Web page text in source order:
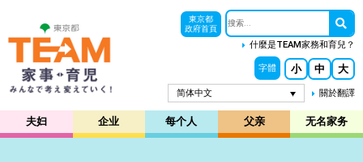
東京都
政府首頁
什麼是TEAM家務和育兒？
字體 小 中 大
简体中文 關於翻譯
夫妇 企业 每个人 父亲 无名家务